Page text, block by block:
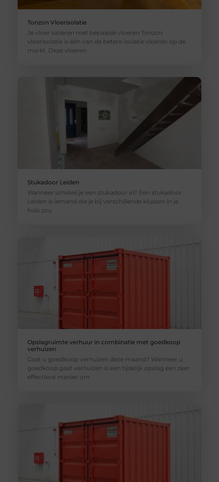
Tonzon Vloerisolatie
Je vloer isoleren met bepaalde vloeren Tonzon
vloerisolatie is één van de betere isolatie vloeren op de
markt. Deze vloeren
Stukadoor Leiden
Wanneer schakel je een stukadoor in? Een stukadoor
Leiden is iemand die je bij verschillende klussen in je
huis zou
Opslagruimte verhuur in combinatie met goedkoop
verhuizen
Gaat u goedkoop verhuizen deze maand? Wanneer u
goedkoop gaat verhuizen is een tijdelijk opslag een zeer
effectieve manier om